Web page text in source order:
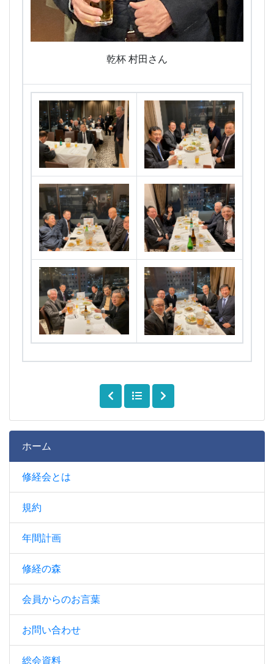
乾杯 村田さん
ホーム
修経会とは
規約
年間計画
修経の森
会員からのお言葉
お問い合わせ
総会資料